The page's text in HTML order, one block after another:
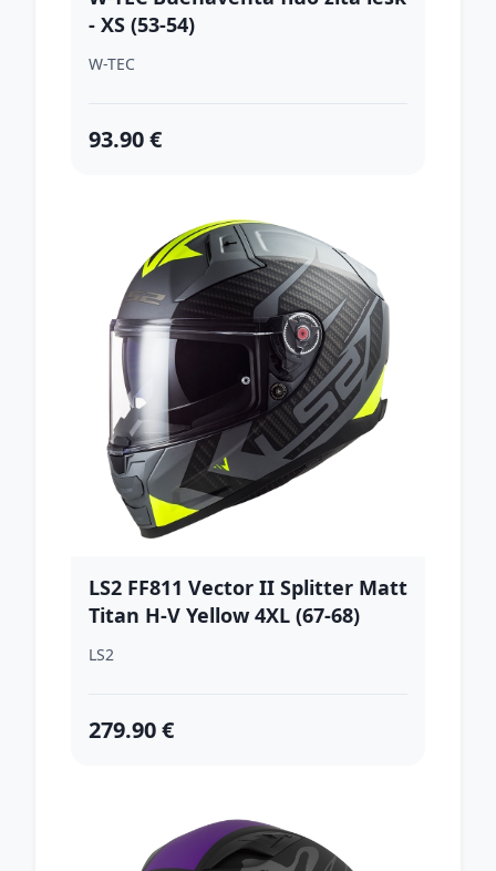
- XS (53-54)
W-TEC
93.90 €
LS2 FF811 Vector II Splitter Matt
Titan H-V Yellow 4XL (67-68)
LS2
279.90 €